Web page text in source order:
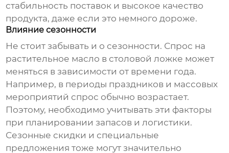
стабильность поставок и высокое качество
продукта, даже если это немного дороже.
Влияние сезонности
Не стоит забывать и о сезонности. Спрос на
растительное масло в столовой ложке может
меняться в зависимости от времени года.
Например, в периоды праздников и массовых
мероприятий спрос обычно возрастает.
Поэтому, необходимо учитывать эти факторы
при планировании запасов и логистики.
Сезонные скидки и специальные
предложения тоже могут значительно